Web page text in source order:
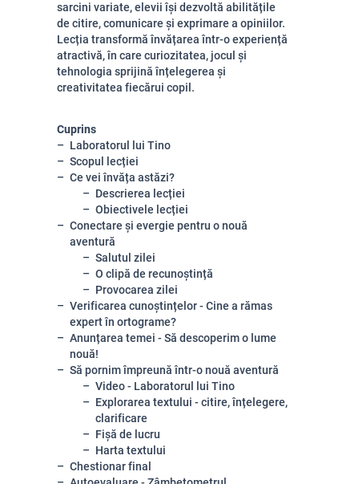
sarcini variate, elevii își dezvoltă abilitățile
de citire, comunicare și exprimare a opiniilor.
Lecția transformă învățarea într-o experiență
atractivă, în care curiozitatea, jocul și
tehnologia sprijină înțelegerea și
creativitatea fiecărui copil.
Cuprins
Laboratorul lui Tino
Scopul lecției
Ce vei învăța astăzi?
Descrierea lecției
Obiectivele lecției
Conectare și evergie pentru o nouă
aventură
Salutul zilei
O clipă de recunoștință
Provocarea zilei
Verificarea cunoștințelor - Cine a rămas
expert în ortograme?
Anunțarea temei - Să descoperim o lume
nouă!
Să pornim împreună într-o nouă aventură
Video - Laboratorul lui Tino
Explorarea textului - citire, înțelegere,
clarificare
Fișă de lucru
Harta textului
Chestionar final